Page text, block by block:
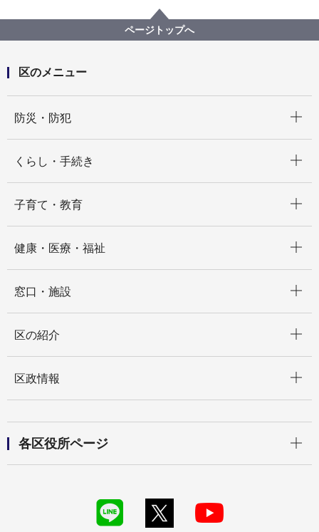
町・街・まち 紹介
ページトップへ
区のメニュー
防災・防犯
くらし・手続き
子育て・教育
健康・医療・福祉
窓口・施設
区の紹介
区政情報
各区役所ページ